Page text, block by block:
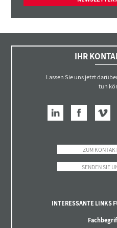
IHR
Lassen Sie uns jetzt
tun
ZUM
SENDEN SIE
INTERESSANTE LINKS